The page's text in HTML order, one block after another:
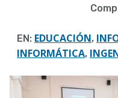
EN: EDUCACIÓN,
INFORMÁTICA,